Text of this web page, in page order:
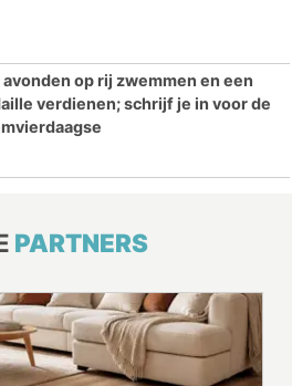
op rij zwemmen en een
verdienen; schrijf je in voor de
PARTNERS